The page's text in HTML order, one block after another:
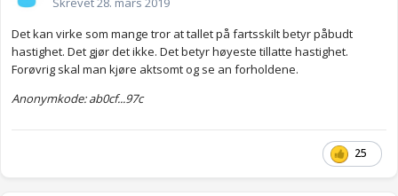
Det kan virke som mange tror at tallet på fartsskilt betyr påbudt
hastighet. Det gjør det ikke. Det betyr høyeste tillatte hastighet.
Forøvrig skal man kjøre aktsomt og se an forholdene.
Anonymkode: ab0cf...97c
25